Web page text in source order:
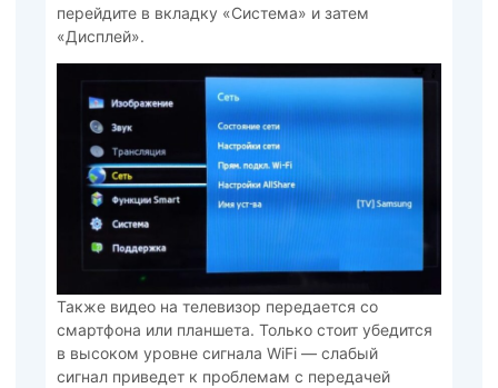
перейдите в вкладку «Система» и затем
«Дисплей».
Также видео на телевизор передается со
смартфона или планшета. Только стоит убедится
в высоком уровне сигнала WiFi — слабый
сигнал приведет к проблемам с передачей